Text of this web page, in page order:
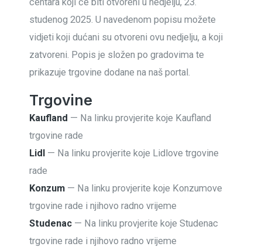
studenog 2025. U navedenom popisu možete
vidjeti koji dućani su otvoreni ovu nedjelju, a koji
zatvoreni. Popis je složen po gradovima te
prikazuje trgovine dodane na naš portal.
Trgovine
Kaufland — Na linku provjerite koje Kaufland
trgovine rade
Lidl
— Na linku provjerite koje Lidlove trgovine
rade
Konzum — Na linku provjerite koje Konzumove
trgovine rade i njihovo radno vrijeme
Studenac — Na linku provjerite koje Studenac
trgovine rade i njihovo radno vrijeme